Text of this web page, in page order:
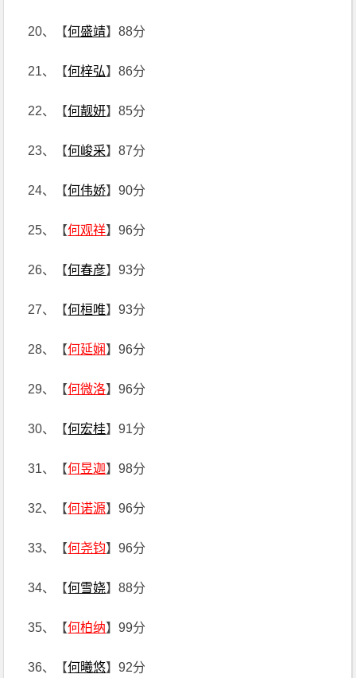
20、【何盛靖】88分
21、【何梓弘】86分
22、【何靓妍】85分
23、【何峻采】87分
24、【何伟娇】90分
25、【何观祥】96分
26、【何春彦】93分
27、【何桓唯】93分
28、【何延娴】96分
29、【何微洛】96分
30、【何宏桂】91分
31、【何昱迦】98分
32、【何诺源】96分
33、【何尧钧】96分
34、【何雪娆】88分
35、【何柏纳】99分
36、【何曦悠】92分